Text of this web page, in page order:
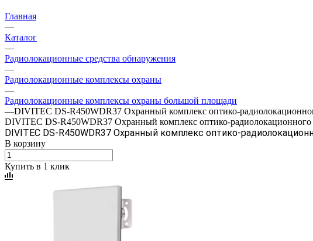
Главная
—
Каталог
—
Радиолокационные средства обнаружения
—
Радиолокационные комплексы охраны
—
Радиолокационные комплексы охраны большой площади
—DIVITEC DS-R450WDR37 Охранный комплекс оптико-
DIVITEC DS-R450WDR37 Охранный комплекс оптико-
DIVITEC DS-R450WDR37 Охранный комплекс оптико-
В корзину
Купить в 1 клик